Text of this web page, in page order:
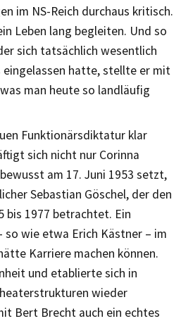
im NS-Reich durchaus kritisch.
Leben lang begleiten. Und so
sich tatsächlich wesentlich
hatte, stellte er mit
man heute so landläufig
Funktionärsdiktatur klar
sich nicht nur Corinna
am 17. Juni 1953 setzt,
Sebastian Göschel, der den
bis 1977 betrachtet. Ein
so wie etwa Erich Kästner – im
Karriere machen können.
und etablierte sich in
wieder
Bert Brecht auch ein echtes